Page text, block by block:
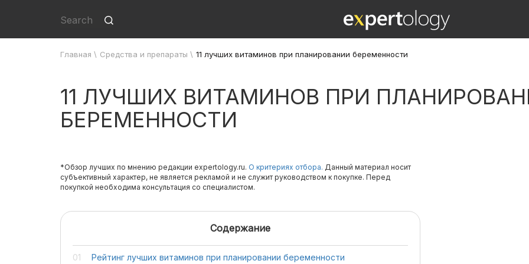
Главная \ Средства и препараты \ 11 лучших витаминов при планировании беременности
11 ЛУЧШИХ ВИТАМИНОВ ПРИ
БЕРЕМЕННОСТИ
*Обзор лучших по мнению редакции expertology.ru. О критериях отбора. Данный материал носит
субъективный характер, не является рекламой и не служит руководством к покупке. Перед
покупкой необходима консультация со специалистом.
Содержание
Рейтинг лучших витаминов при планировании беременности